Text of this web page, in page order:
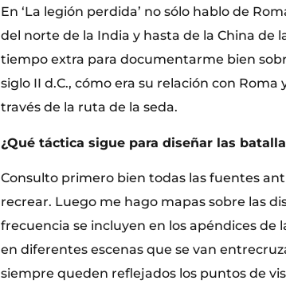
En ‘La legión perdida’ no sólo hablo de
del norte de la India y hasta de la China de
tiempo extra para documentarme bien
siglo II d.C., cómo era su relación con
través de la ruta de la seda.
¿Qué táctica sigue para diseñar las
Consulto primero bien todas las fuentes
recrear. Luego me hago mapas sobre las
frecuencia se incluyen en los apéndices de
en diferentes escenas que se van
siempre queden reflejados los puntos de